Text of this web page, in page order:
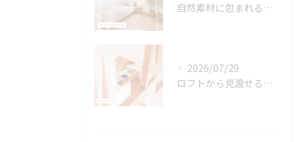
自然素材に包まれる、心地よい寝室🌿
2026/07/29
ロフトから見渡せる、開放的なキッチン🌿